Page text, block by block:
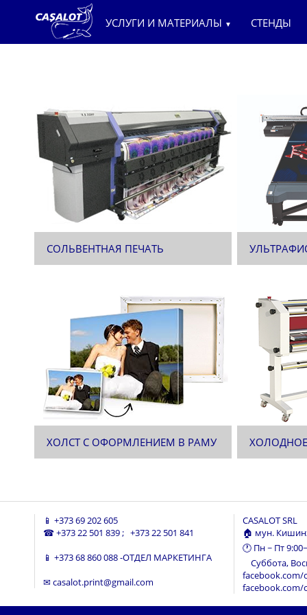
УСЛУГИ И МАТЕРИАЛЫ ▼ СТЕНДЫ
СОЛЬВЕНТНАЯ ПЕЧАТЬ
ХОЛСТ С ОФОРМЛЕНИЕМ В РАМУ
📱 +373 69 202 605
☎+373 22 501 839; +373 22 501 841
📱 +373 68 860 088-ОТДЕЛ МАРКЕТИНГА
✉ casalot.print@gmail.com
CASALOT SRL
🏠 мун.
🕐 Пн ~ Пт
Суббота,
facebook.com/
facebook.com/